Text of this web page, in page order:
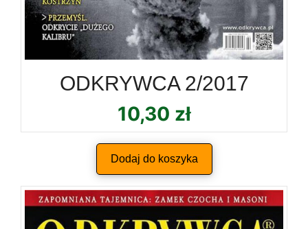
ODKRYWCA 2/2017
10,30 zł
Dodaj do koszyka